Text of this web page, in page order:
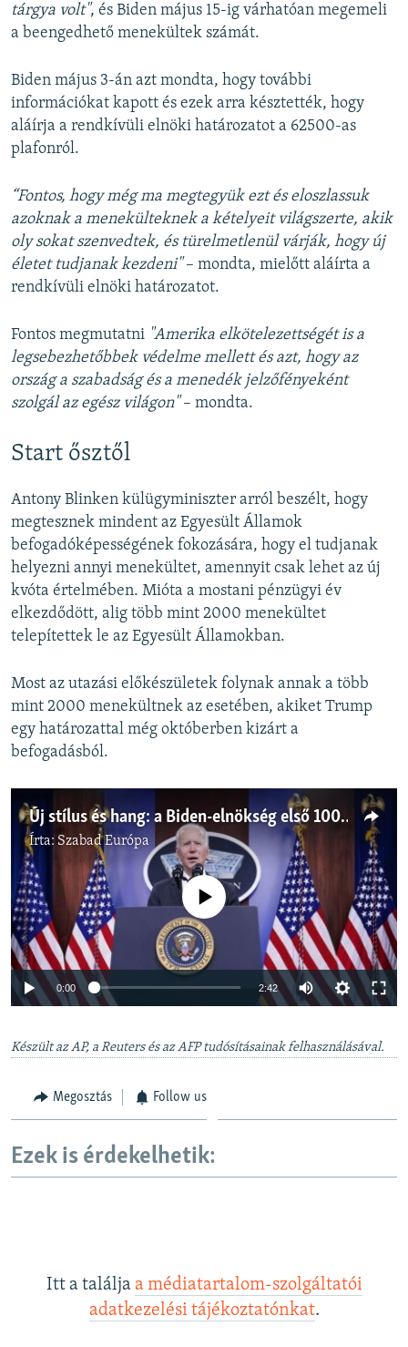
tárgya volt", és Biden május 15-ig várhatóan megemeli
a beengedhető menekültek számát.
Biden május 3-án azt mondta, hogy további
információkat kapott és ezek arra késztették, hogy
aláírja a rendkívüli elnöki határozatot a 62500-as
plafonról.
“Fontos, hogy még ma megtegyük ezt és eloszlassuk
azoknak a menekülteknek a kételyeit világszerte, akik
oly sokat szenvedtek, és türelmetlenül várják, hogy új
életet tudjanak kezdeni"– mondta, mielőtt aláírta a
rendkívüli elnöki határozatot.
Fontos megmutatni "Amerika elkötelezettségét is a
legsebezhetőbbek védelme mellett és azt, hogy az
ország a szabadság és a menedék jelzőfényeként
szolgál az egész világon"– mondta.
Start ősztől
Antony Blinken külügyminiszter arról beszélt, hogy
megtesznek mindent az Egyesült Államok
befogadóképességének fokozására, hogy el tudjanak
helyezni annyi menekültet, amennyit csak lehet az új
kvóta értelmében. Mióta a mostani pénzügyi év
elkezdődött, alig több mint 2000 menekültet
telepítettek le az Egyesült Államokban.
Most az utazási előkészületek folynak annak a több
mint 2000 menekültnek az esetében, akiket Trump
egy határozattal még októberben kizárt a
befogadásból.
Új stílus és hang: a Biden-elnökség első 100 napja
Írta: Szabad Európa
720p 1080p
Jelenleg nincs elérhető tartalom
0:00 2:42 Auto
360p
Készült az AP, a Reuters és az AFP tudósításainak felhasználásával.
Megosztás Follow us
Ezek is érdekelhetik:
Itt a találja a médiatartalom-szolgáltatói
adatkezelési tájékoztatónkat.